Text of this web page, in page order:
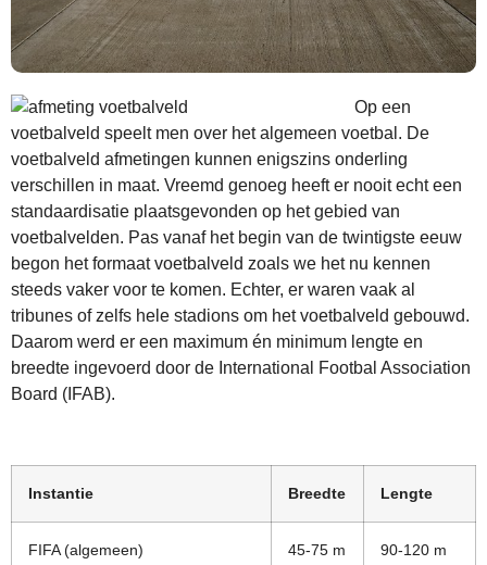
Op een
voetbalveld speelt men over het algemeen voetbal. De
voetbalveld afmetingen kunnen enigszins onderling
verschillen in maat. Vreemd genoeg heeft er nooit echt een
standaardisatie plaatsgevonden op het gebied van
voetbalvelden. Pas vanaf het begin van de twintigste eeuw
begon het formaat voetbalveld zoals we het nu kennen
steeds vaker voor te komen. Echter, er waren vaak al
tribunes of zelfs hele stadions om het voetbalveld gebouwd.
Daarom werd er een maximum én minimum lengte en
breedte ingevoerd door de International Footbal Association
Board (IFAB).
Instantie Breedte Lengte
FIFA (algemeen) 45-75 m 90-120 m